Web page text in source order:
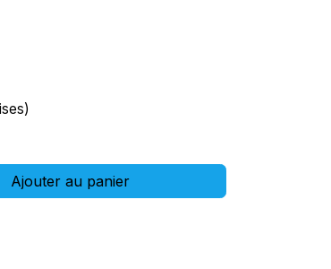
Ajouter au panier